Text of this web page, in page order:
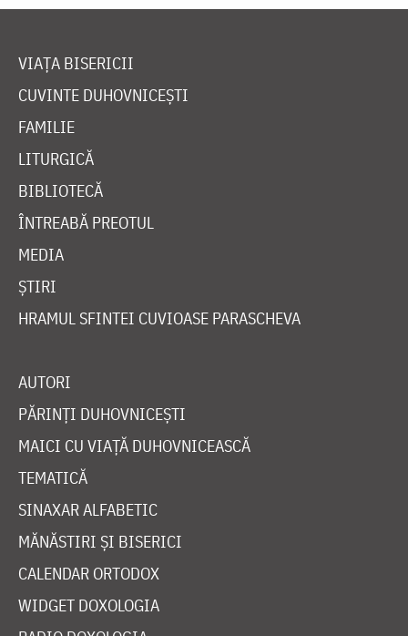
VIAȚA BISERICII
CUVINTE DUHOVNICEȘTI
FAMILIE
LITURGICĂ
BIBLIOTECĂ
ÎNTREABĂ PREOTUL
MEDIA
ȘTIRI
HRAMUL SFINTEI CUVIOASE PARASCHEVA
AUTORI
PĂRINȚI DUHOVNICEȘTI
MAICI CU VIAȚĂ DUHOVNICEASCĂ
TEMATICĂ
SINAXAR ALFABETIC
MĂNĂSTIRI ȘI BISERICI
CALENDAR ORTODOX
WIDGET DOXOLOGIA